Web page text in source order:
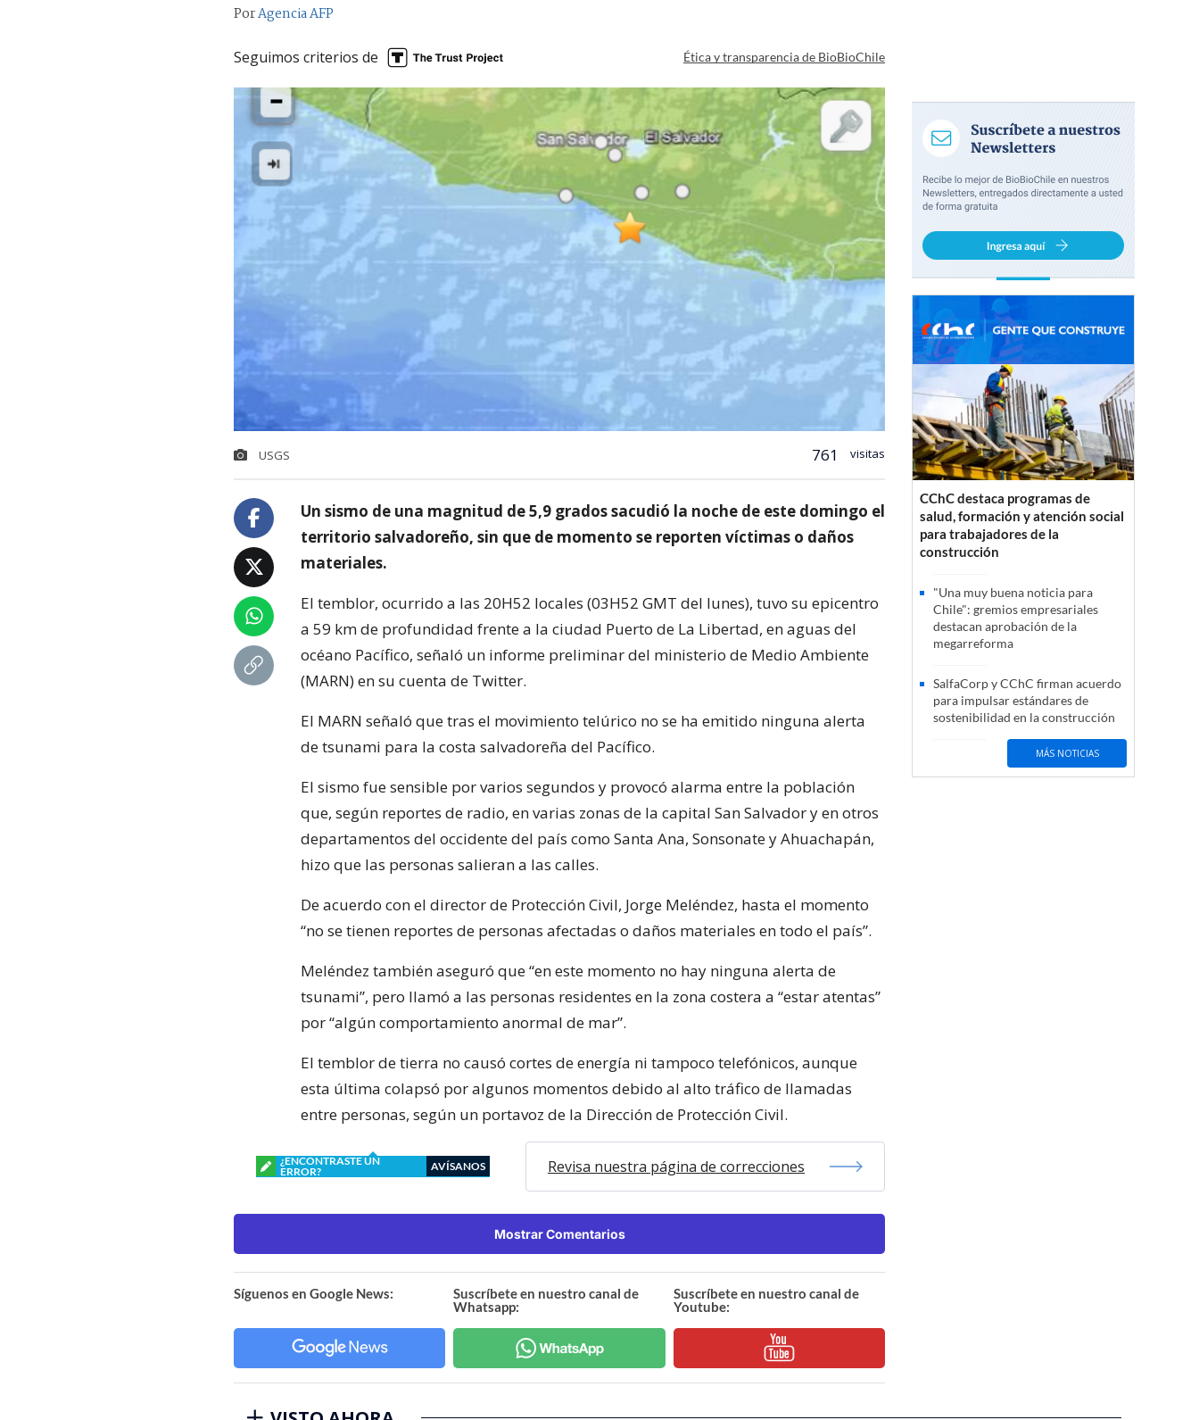
PorAgencia AFP
Seguimos criterios de Ética y transparencia de BioBioChile
USGS 761 visitas
Un sismo de una magnitud de 5,9 grados sacudió la noche de este domingo el
territorio salvadoreño, sin que de momento se reporten víctimas o daños
materiales.
El temblor, ocurrido a las 20H52 locales (03H52 GMT del lunes), tuvo su epicentro
a 59 km de profundidad frente a la ciudad Puerto de La Libertad, en aguas del
océano Pacífico, señaló un informe preliminar del ministerio de Medio Ambiente
(MARN) en su cuenta de Twitter.
El MARN señaló que tras el movimiento telúrico no se ha emitido ninguna alerta
de tsunami para la costa salvadoreña del Pacífico.
El sismo fue sensible por varios segundos y provocó alarma entre la población
que, según reportes de radio, en varias zonas de la capital San Salvador y en otros
departamentos del occidente del país como Santa Ana, Sonsonate y Ahuachapán,
hizo que las personas salieran a las calles.
De acuerdo con el director de Protección Civil, Jorge Meléndez, hasta el momento
“no se tienen reportes de personas afectadas o daños materiales en todo el país”.
Meléndez también aseguró que “en este momento no hay ninguna alerta de
tsunami”, pero llamó a las personas residentes en la zona costera a “estar atentas”
por “algún comportamiento anormal de mar”.
El temblor de tierra no causó cortes de energía ni tampoco telefónicos, aunque
esta última colapsó por algunos momentos debido al alto tráfico de llamadas
entre personas, según un portavoz de la Dirección de Protección Civil.
¿ENCONTRASTE UN
ERROR?
AVÍSANOS Revisa nuestra página de correcciones
Mostrar Comentarios
Síguenos en Google News:
Suscríbete en nuestro canal de
Whatsapp:
Suscríbete en nuestro canal de
Youtube:
CChC destaca programas de
salud, formación y atención social
para trabajadores de la
construcción
"Una muy buena noticia para
Chile": gremios empresariales
destacan aprobación de la
megarreforma
SalfaCorp y CChC firman acuerdo
para impulsar estándares de
sostenibilidad en la construcción
MÁS NOTICIAS